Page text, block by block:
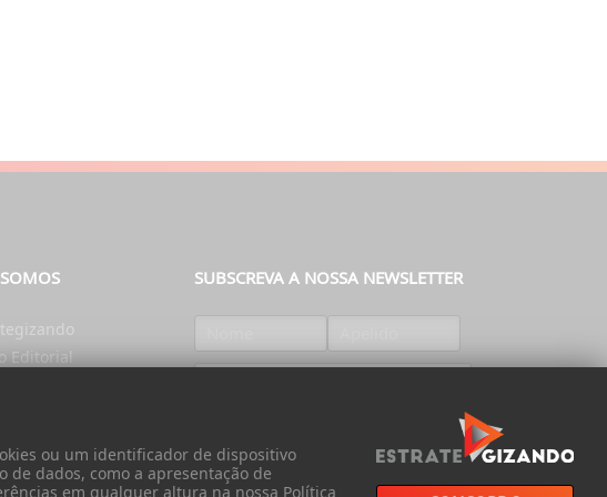
ou um identificador de dispositivo
dados, como a apresentação de
Editorial
SUBSCREVA A NOSSA NEWSLETTER
SUBSCREVER